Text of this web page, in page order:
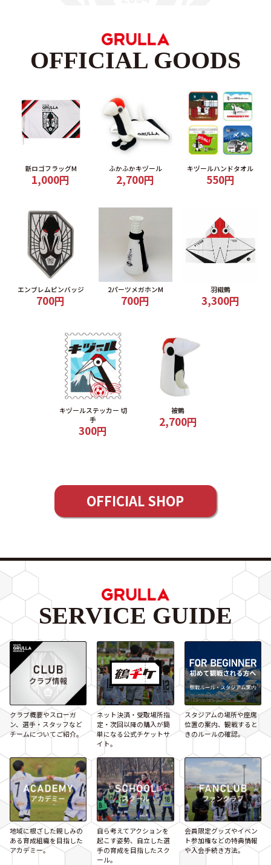
OFFICIAL GOODS
新ロゴフラッグM
1,000円
ふかふかキヅール
2,700円
キヅールハンドタオル
550円
エンブレムピンバッジ
700円
2パーツメガホンM
700円
羽織鶴
3,300円
キヅールステッカー 切
手
300円
被鶴
2,700円
OFFICIAL SHOP
SERVICE GUIDE
クラブ概要やスローガ
ン、選手・スタッフなど
チームについてご紹介。
ネット決済・受取場所指
定・次回以降の購入が簡
単になる公式チケットサ
イト。
スタジアムの場所や座席
位置の案内、観戦すると
きのルールの確認。
地域に根ざした親しみの
ある育成組織を目指した
アカデミー。
自ら考えてアクションを
起こす姿勢、自立した選
手の育成を目指したスク
ール。
会員限定グッズやイベン
ト参加権などの特典情報
や入会手続き方法。